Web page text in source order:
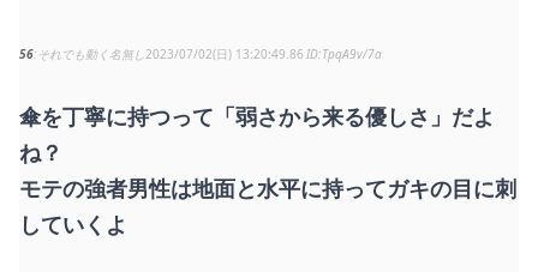
56 それでも動く名無し2023/07/02(日) 13:20:49.86 TpqA9v/7a
傘を丁寧に持つって「弱さから来る優しさ」だよ
ね？
モテの強者男性は地面と水平に持ってガキの目に刺
していくよ